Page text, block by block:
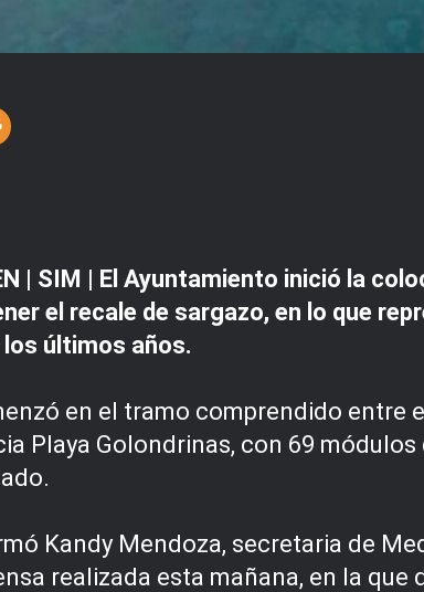
| SIM | El Ayuntamiento inició la
el recale de sargazo, en lo que
últimos años.
en el tramo comprendido entre
Playa Golondrinas, con 69
Kandy Mendoza, secretaria de
realizada esta mañana, en la